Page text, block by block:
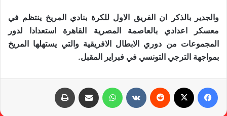
والجدير بالذكر ان الفريق الاول للكرة بنادي المريخ ينتظم في
معسكر اعدادي بالعاصمة المصرية القاهرة استعدادا لدور
المجموعات من دوري الابطال الافريقية والتي يستهلها المريخ
بمواجهة الترجي التونسي في فبراير المقبل.
واتساب